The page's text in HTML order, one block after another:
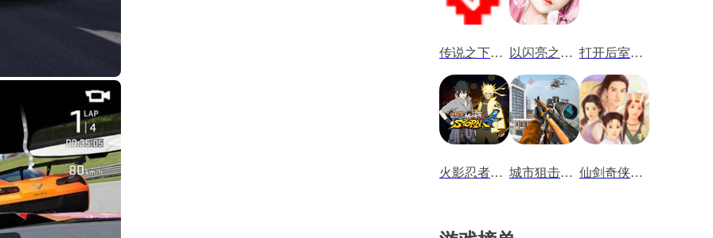
传说之下沃玛战 以闪亮之名新马服 打开后室归宿
火影忍者究极风暴4手机版 城市狙击行动 仙剑奇侠传1重制版